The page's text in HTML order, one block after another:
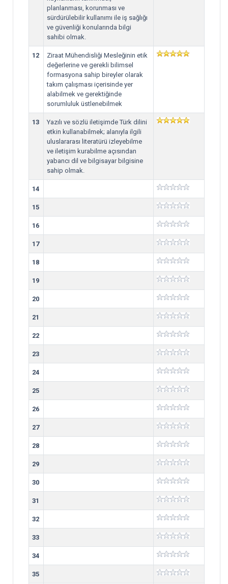
planlanması, korunması ve
sürdürülebilir kullanımı ile iş sağlığı
ve güvenliği konularında bilgi
sahibi olmak.
12
Ziraat Mühendisliği Mesleğinin etik
değerlerine ve gerekli bilimsel
formasyona sahip bireyler olarak
takım çalışması içerisinde yer
alabilmek ve gerektiğinde
sorumluluk üstlenebilmek
13
Yazılı ve sözlü iletişimde Türk dilini
etkin kullanabilmek; alanıyla ilgili
uluslararası literatürü izleyebilme
ve iletişim kurabilme açısından
yabancı dil ve bilgisayar bilgisine
sahip olmak.
14
15
16
17
18
19
20
21
22
23
24
25
26
27
28
29
30
31
32
33
34
35